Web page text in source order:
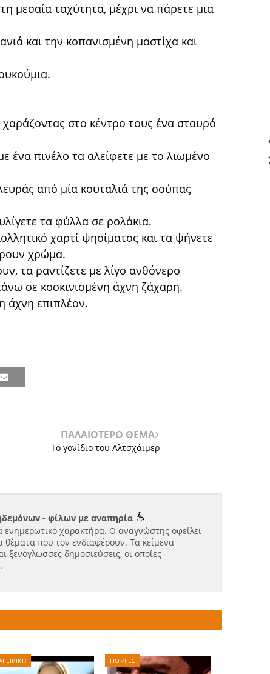
μεσαία ταχύτητα, μέχρι να πάρετε μια
και την κοπανισμένη μαστίχα και
στο κέντρο τους ένα σταυρό
ένα πινέλο τα αλείφετε με το λιωμένο
από μία κουταλιά της σούπας
τα φύλλα σε ρολάκια.
χαρτί ψησίματος και τα ψήνετε
χρώμα.
τα ραντίζετε με λίγο ανθόνερο
σε κοσκινισμένη άχνη ζάχαρη.
άχνη επιπλέον.
ΠΑΛΑΙΟΤΕΡΟ ΘΕΜΑ
Το γονίδιο του Αλτσχάιμερ
- φίλων με αναπηρία
χαρακτήρα. Ο αναγνώστης οφείλει
θέματα που τον ενδιαφέρουν. Τα κείμενα
ξενόγλωσσες δημοσιεύσεις, οι οποίες
ΓΙΟΡΤΕΣ